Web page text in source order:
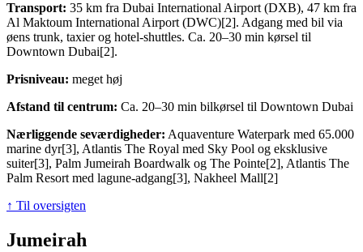
Transport: 35 km fra Dubai International Airport (DXB), 47 km fra
Al Maktoum International Airport (DWC)[2]. Adgang med bil via
øens trunk, taxier og hotel-shuttles. Ca. 20–30 min kørsel til
Downtown Dubai[2].
Prisniveau: meget høj
Afstand til centrum: Ca. 20–30 min bilkørsel til Downtown Dubai
Nærliggende seværdigheder: Aquaventure Waterpark med 65.000
marine dyr[3], Atlantis The Royal med Sky Pool og eksklusive
suiter[3], Palm Jumeirah Boardwalk og The Pointe[2], Atlantis The
Palm Resort med lagune-adgang[3], Nakheel Mall[2]
↑ Til oversigten
Jumeirah